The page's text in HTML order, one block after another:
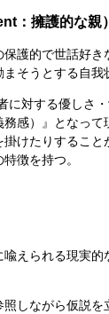
：擁護的な親
護的で世話好
そうとする自我
に対する優しさ
務感）』となっ
掛けたりするこ
徴を持つ。
えられる現実
しながら仮説